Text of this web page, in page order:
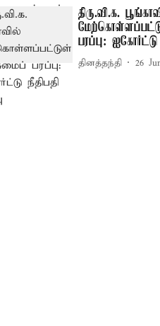
திரு.வி.க.
பரப்பு:
தினத்தந்தி 26